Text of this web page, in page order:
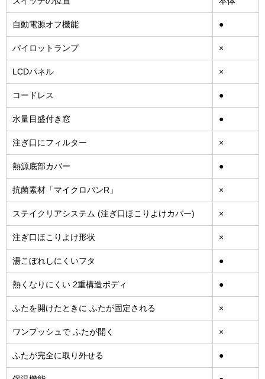
自動電源オフ機能 ●
パイロットランプ ×
LCDパネル ×
コードレス ●
水量目盛付き窓 ●
注ぎ口にフィルター ×
熱源底部カバー ●
抗菌素材「マイクロバンR」 ×
ステイクリアシステム (注ぎ口ほこりよけカバー) ×
注ぎ口ほこりよけ形状 ×
湯こぼれしにくいフタ ●
熱くなりにくい 2重構造ボディ ●
ふたを開けたときに ふたが固定される ×
ワンプッシュで ふたが開く ×
ふたが完全に取り外せる ●